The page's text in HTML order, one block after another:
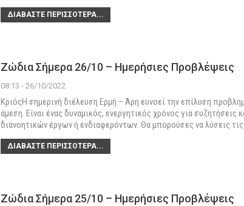
ΔΙΑΒΆΣΤΕ ΠΕΡΙΣΣΌΤΕΡΑ...
Ζώδια Σήμερα 26/10 – Ημερήσιες Προβλέψεις
08:13 - 26/10/2022
ΚριόςΗ σημερινή διέλευση Ερμή – Άρη ευνοεί την επίλυση
άμεση. Είναι ένας δυναμικός, ενεργητικός χρόνος για συζητήσεις
διανοητικών έργων ή ενδιαφερόντων. Θα μπορούσες να λύσεις
ΔΙΑΒΆΣΤΕ ΠΕΡΙΣΣΌΤΕΡΑ...
Ζώδια Σήμερα 25/10 – Ημερήσιες Προβλέψεις